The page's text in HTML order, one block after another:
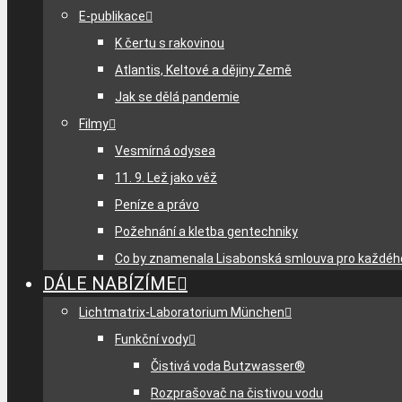
E-publikace
K čertu s rakovinou
Atlantis, Keltové a dějiny Země
Jak se dělá pandemie
Filmy
Vesmírná odysea
11. 9. Lež jako věž
Peníze a právo
Požehnání a kletba gentechniky
Co by znamenala Lisabonská smlouva pro
DÁLE NABÍZÍME
Lichtmatrix-Laboratorium München
Funkční vody
Čistivá voda Butzwasser®
Rozprašovač na čistivou vodu